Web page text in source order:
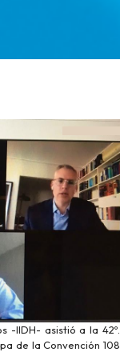
-IIDH- asistió a la 42º.
de la Convención 108